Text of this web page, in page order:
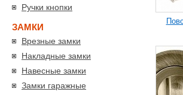
Ручки кнопки
ЗАМКИ
Врезные замки
Накладные замки
Навесные замки
Замки гаражные